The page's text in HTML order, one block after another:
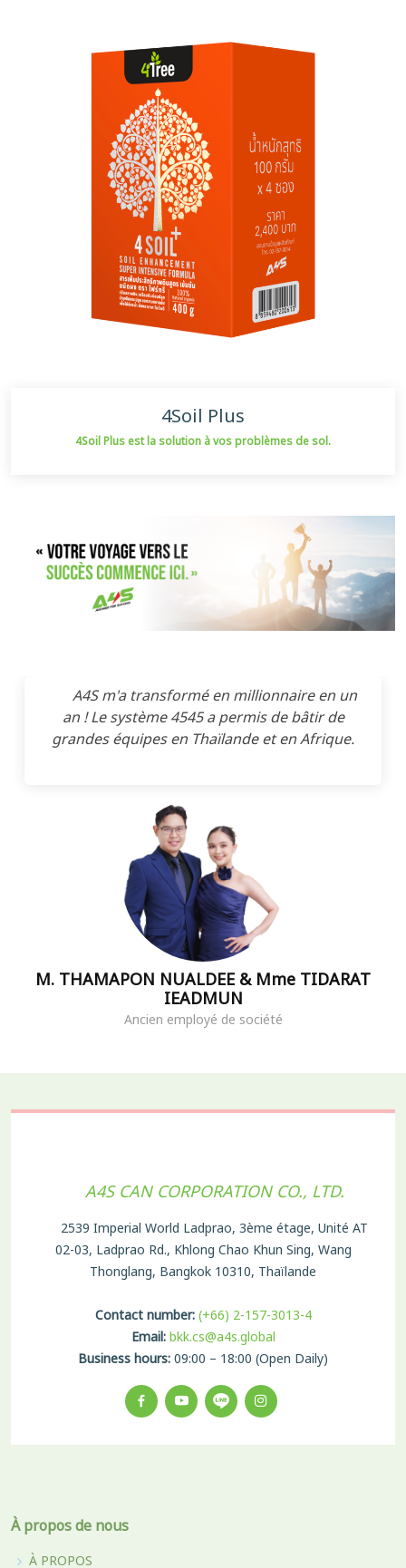
4Soil Plus
4Soil Plus est la solution à vos problèmes de sol.
A4S m'a transformé en millionnaire en un
an ! Le système 4545 a permis de bâtir de
grandes équipes en Thaïlande et en Afrique.
M. THAMAPON NUALDEE & Mme TIDARAT
IEADMUN
Ancien employé de société
A4S CAN CORPORATION CO., LTD.
2539 Imperial World Ladprao, 3ème étage, Unité AT
02-03, Ladprao Rd., Khlong Chao Khun Sing, Wang
Thonglang, Bangkok 10310, Thaïlande
Contact number:(+66) 2-157-3013-4
Email:bkk.cs@a4s.global
Business hours:09:00 – 18:00 (Open Daily)
À propos de nous
À PROPOS